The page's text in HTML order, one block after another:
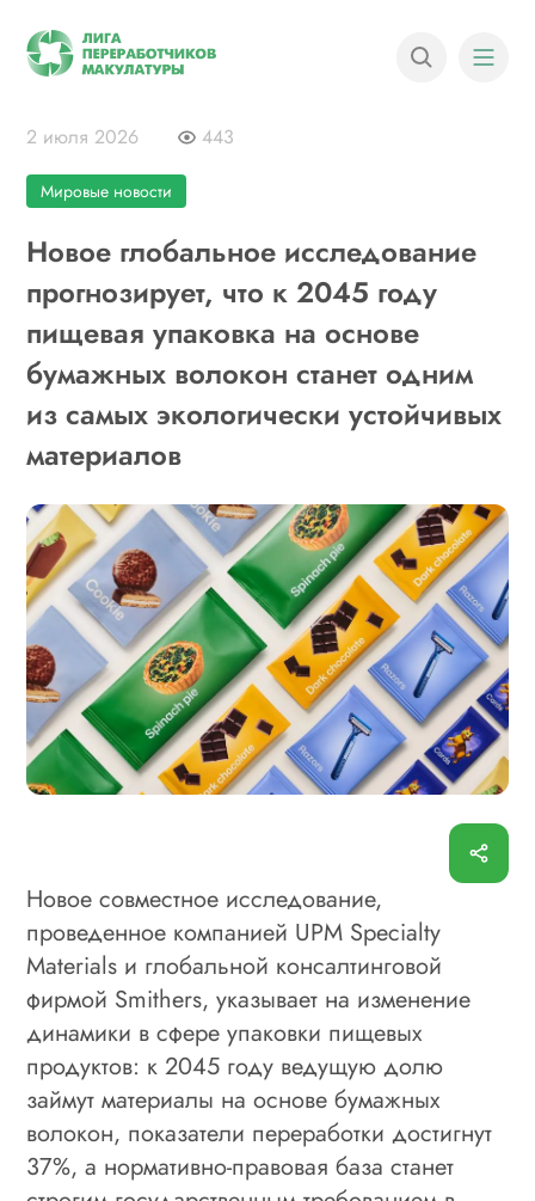
2 июля 2026 443
Мировые новости
Новое глобальное исследование
прогнозирует, что к 2045 году
пищевая упаковка на основе
бумажных волокон станет одним
из самых экологически устойчивых
материалов
Новое совместное исследование,
проведенное компанией UPM Specialty
Materials и глобальной консалтинговой
фирмой Smithers, указывает на изменение
динамики в сфере упаковки пищевых
продуктов: к 2045 году ведущую долю
займут материалы на основе бумажных
волокон, показатели переработки достигнут
37%, а нормативно-правовая база станет